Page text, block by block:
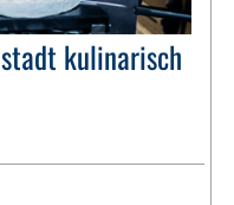
kulinarisch